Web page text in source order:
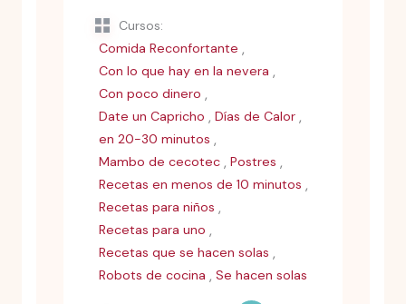
Cursos:
Comida Reconfortante ,
Con lo que hay en la nevera ,
Con poco dinero ,
Date un Capricho , Días de Calor ,
en 20-30 minutos ,
Mambo de cecotec , Postres ,
Recetas en menos de 10 minutos ,
Recetas para niños ,
Recetas para uno ,
Recetas que se hacen solas ,
Robots de cocina , Se hacen solas